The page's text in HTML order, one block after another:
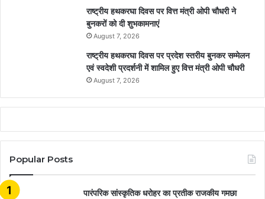
राष्ट्रीय हथकरघा दिवस पर वित्त मंत्री ओपी चौधरी ने
बुनकरों को दी शुभकामनाएं
August 7, 2026
राष्ट्रीय हथकरघा दिवस पर प्रदेश स्तरीय बुनकर सम्मेलन
एवं स्वदेशी प्रदर्शनी में शामिल हुए वित्त मंत्री ओपी चौधरी
August 7, 2026
Popular Posts
​​​​​​​पारंपरिक सांस्कृतिक धरोहर का प्रतीक राजकीय गमछा